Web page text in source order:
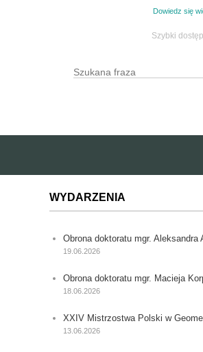
Dowiedz się
Szybki dostęp
Formularz
Wyszukaj
WYDARZENIA
Obrona doktoratu mgr. Aleksandra
19.06.2026
Obrona doktoratu mgr. Macieja
18.06.2026
XXIV Mistrzostwa Polski w
13.06.2026